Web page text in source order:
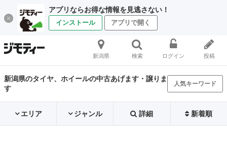
アプリならお得な情報を見逃さない！
インストール アプリで開く
新潟県 検索 ログイン 投稿
新潟県のタイヤ、ホイールの中古あげます・譲りま
す
人気キーワード
エリア ジャンル 詳細 新着順